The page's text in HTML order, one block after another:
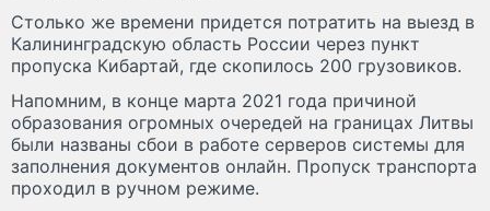
Столько же времени придется потратить на выезд в
Калининградскую область России через пункт
пропуска Кибартай, где скопилось 200 грузовиков.
Напомним, в конце марта 2021 года причиной
образования огромных очередей на границах Литвы
были названы сбои в работе серверов системы для
заполнения документов онлайн. Пропуск транспорта
проходил в ручном режиме.